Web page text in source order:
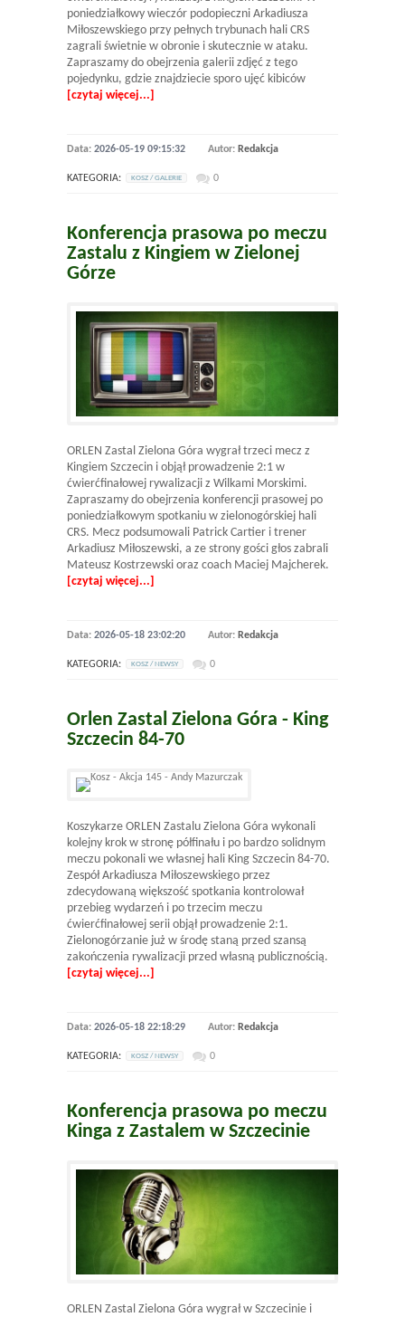
poniedziałkowy wieczór podopieczni Arkadiusza
Miłoszewskiego przy pełnych trybunach hali CRS
zagrali świetnie w obronie i skutecznie w ataku.
Zapraszamy do obejrzenia galerii zdjęć z tego
pojedynku, gdzie znajdziecie sporo ujęć kibiców
[czytaj więcej...]
Data: 2026-05-19 09:15:32 Autor: Redakcja
KATEGORIA: KOSZ / GALERIE 0
Konferencja prasowa po meczu
Zastalu z Kingiem w Zielonej
Górze
ORLEN Zastal Zielona Góra wygrał trzeci mecz z
Kingiem Szczecin i objął prowadzenie 2:1 w
ćwierćfinałowej rywalizacji z Wilkami Morskimi.
Zapraszamy do obejrzenia konferencji prasowej po
poniedziałkowym spotkaniu w zielonogórskiej hali
CRS. Mecz podsumowali Patrick Cartier i trener
Arkadiusz Miłoszewski, a ze strony gości głos zabrali
Mateusz Kostrzewski oraz coach Maciej Majcherek.
[czytaj więcej...]
Data: 2026-05-18 23:02:20 Autor: Redakcja
KATEGORIA: KOSZ / NEWSY 0
Orlen Zastal Zielona Góra - King
Szczecin 84-70
Koszykarze ORLEN Zastalu Zielona Góra wykonali
kolejny krok w stronę półfinału i po bardzo solidnym
meczu pokonali we własnej hali King Szczecin 84-70.
Zespół Arkadiusza Miłoszewskiego przez
zdecydowaną większość spotkania kontrolował
przebieg wydarzeń i po trzecim meczu
ćwierćfinałowej serii objął prowadzenie 2:1.
Zielonogórzanie już w środę staną przed szansą
zakończenia rywalizacji przed własną publicznością.
[czytaj więcej...]
Data: 2026-05-18 22:18:29 Autor: Redakcja
KATEGORIA: KOSZ / NEWSY 0
Konferencja prasowa po meczu
Kinga z Zastalem w Szczecinie
ORLEN Zastal Zielona Góra wygrał w Szczecinie i